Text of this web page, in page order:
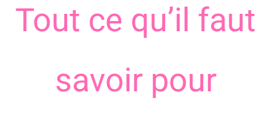
Tout ce qu’il faut
savoir pour